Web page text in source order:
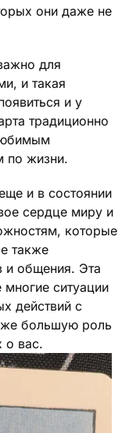
они даже не
для
и такая
и у
традиционно
по жизни.
и в состоянии
сердце миру и
которые
также
и общения. Эта
многие ситуации
действий с
большую роль
о вас.